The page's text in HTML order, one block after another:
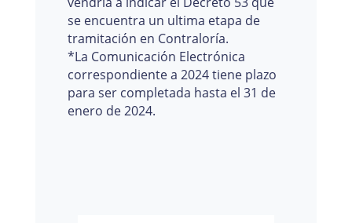
se encuentra un ultima etapa de
tramitación en Contraloría.
*La Comunicación Electrónica
correspondiente a 2024 tiene plazo
para ser completada hasta el 31 de
enero de 2024.